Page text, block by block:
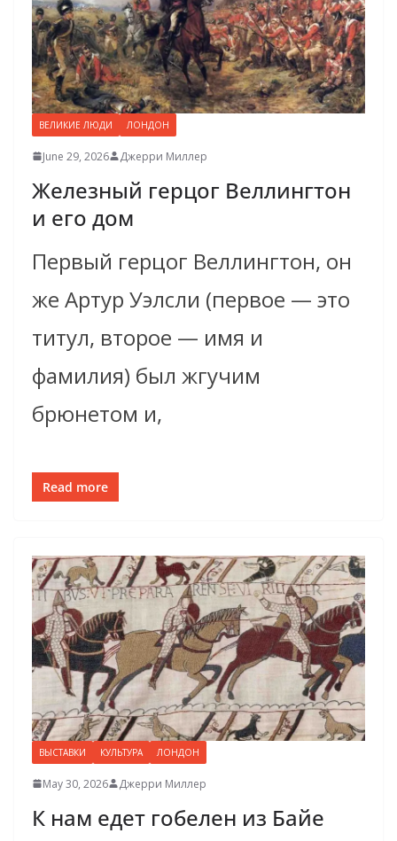
ВЕЛИКИЕ ЛЮДИ ЛОНДОН
June 29, 2026 Джерри Миллер
Железный герцог Веллингтон
и его дом
Первый герцог Веллингтон, он
же Артур Уэлсли (первое — это
титул, второе — имя и
фамилия) был жгучим
брюнетом и,
Read more
ВЫСТАВКИ КУЛЬТУРА ЛОНДОН
May 30, 2026 Джерри Миллер
К нам едет гобелен из Байе